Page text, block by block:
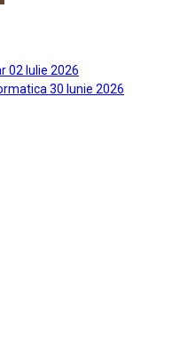
02 Iulie 2026
30 Iunie 2026